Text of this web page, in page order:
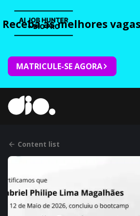
Receba as melhores
MATRICULE-SE AGORA
Content list